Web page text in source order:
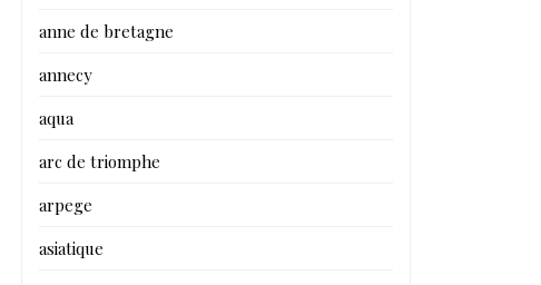
anne de bretagne
annecy
aqua
arc de triomphe
arpege
asiatique